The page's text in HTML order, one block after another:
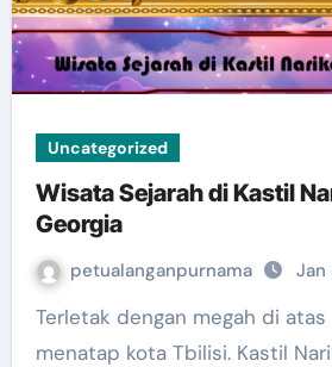
Uncategorized
Wisata Sejarah di Kastil
Georgia
petualanganpurnama Jan
Terletak dengan megah di atas bukit yang
menatap kota Tbilisi. Kastil